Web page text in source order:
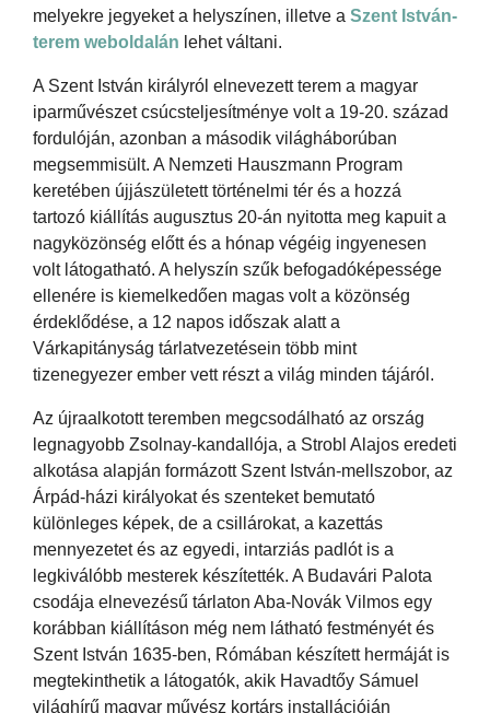
melyekre jegyeket a helyszínen, illetve a Szent István-
terem weboldalán lehet váltani.
A Szent István királyról elnevezett terem a magyar
iparművészet csúcsteljesítménye volt a 19-20. század
fordulóján, azonban a második világháborúban
megsemmisült. A Nemzeti Hauszmann Program
keretében újjászületett történelmi tér és a hozzá
tartozó kiállítás augusztus 20-án nyitotta meg kapuit a
nagyközönség előtt és a hónap végéig ingyenesen
volt látogatható. A helyszín szűk befogadóképessége
ellenére is kiemelkedően magas volt a közönség
érdeklődése, a 12 napos időszak alatt a
Várkapitányság tárlatvezetésein több mint
tizenegyezer ember vett részt a világ minden tájáról.
Az újraalkotott teremben megcsodálható az ország
legnagyobb Zsolnay-kandallója, a Strobl Alajos eredeti
alkotása alapján formázott Szent István-mellszobor, az
Árpád-házi királyokat és szenteket bemutató
különleges képek, de a csillárokat, a kazettás
mennyezetet és az egyedi, intarziás padlót is a
legkiválóbb mesterek készítették. A Budavári Palota
csodája elnevezésű tárlaton Aba-Novák Vilmos egy
korábban kiállításon még nem látható festményét és
Szent István 1635-ben, Rómában készített hermáját is
megtekinthetik a látogatók, akik Havadtőy Sámuel
világhírű magyar művész kortárs installációján